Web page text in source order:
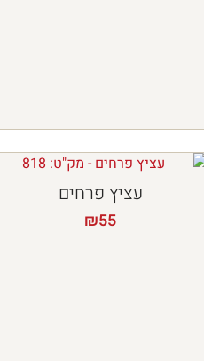
עציץ פרחים
₪55